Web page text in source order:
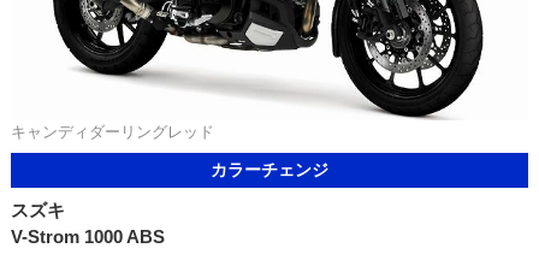
キャンディダーリングレッド
カラーチェンジ
スズキ
V-Strom 1000 ABS